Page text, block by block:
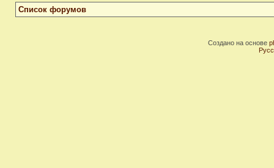
Список форумов
Создано на основе